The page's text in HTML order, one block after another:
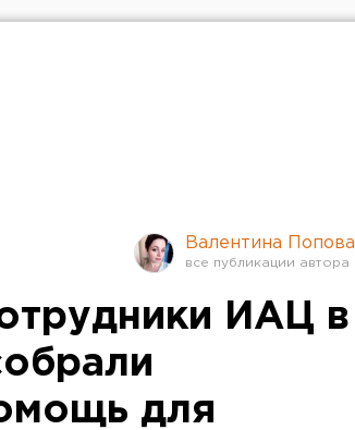
Валентина Попова
ИАЦ в
для